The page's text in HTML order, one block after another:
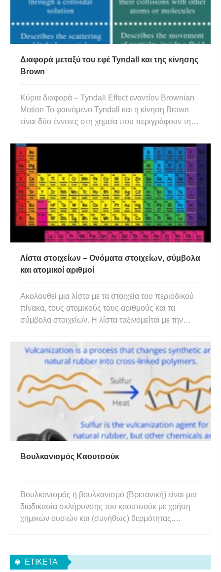
Διαφορά μεταξύ του εφέ Tyndall και της κίνησης
Brown
Κύρια διαφορά – Tyndall Effect εναντίον Brownian
Motion Το φαινόμενο Tyndall και η κίνηση Brown
είναι δύο έννοιες στη χημεία που περιγράφουν τη
φαινόμενο Tyndall εξηγεί τη σκέδαση του φωτός
όταν μια δέσμη φωτός διέρχεται από μια
συγκεκριμένη ουσία. Η κίνησ
Λίστα στοιχείων – Ονόματα στοιχείων, σύμβολα
και ατομικοί αριθμοί
Ακολουθεί μια λίστα με τα στοιχεία του περιοδικού
πίνακα, τους ατομικούς τους αριθμούς και τα
σύμβολα στοιχείων. Η λίστα ταξινομείται με την
των πρωτονίων σε ένα άτομο αυτού του στοιχείου.
Κάθε στοιχείο έχει ένα σύμβολο, το οποίο είναι μια
συντομογραφ
Βουλκανισμός Καουτσούκ
Βουλκανισμός ή βουλκανισμό (Βρετανική) είναι μια
διαδικασία σκλήρυνσης του καουτσούκ με χρήση
χημικών ουσιών και (συνήθως) θερμότητας.
θερμότητα και θείο. Αν και αυτός παραμένει ο πιο
συνηθισμένος τύπος βουλκανισμού, η
ΕΤΙΚΈΤΑ